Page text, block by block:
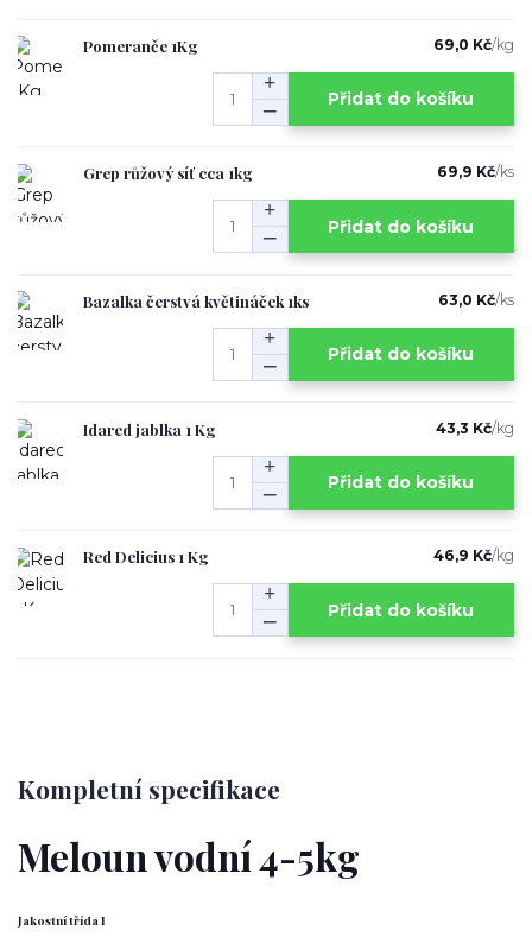
Pomeranče 1Kg 69,0 Kč/kg
Přidat do košíku
Grep růžový síť cca 1kg 69,9 Kč/ks
Přidat do košíku
Bazalka čerstvá květináček 1ks 63,0 Kč/ks
Přidat do košíku
Idared jablka 1 Kg 43,3 Kč/kg
Přidat do košíku
Red Delicius 1 Kg 46,9 Kč/kg
Přidat do košíku
Kompletní specifikace
Meloun vodní 4-5kg
Jakostní třída I